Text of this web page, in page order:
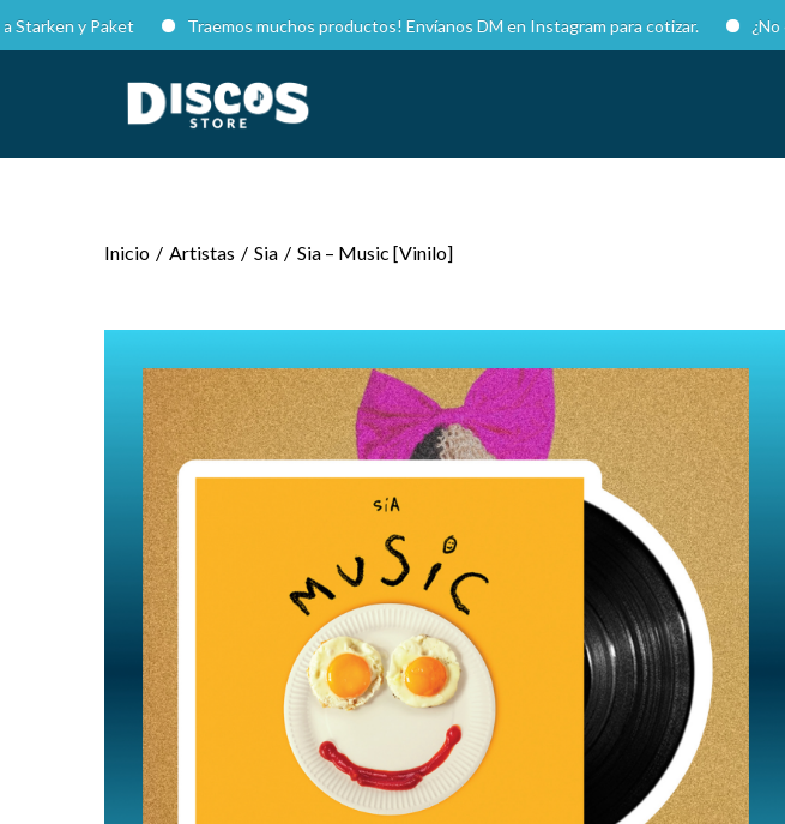
y Paket Traemos muchos productos! Envíanos DM en Instagram para cotizar. ¿No
Inicio / Artistas / Sia / Sia – Music [Vinilo]